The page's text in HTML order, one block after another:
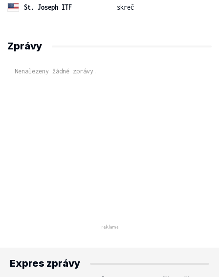
St. Joseph ITF
skreč
Zprávy
Nenalezeny žádné zprávy.
Expres zprávy